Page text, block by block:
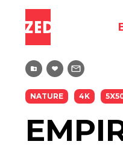
NATURE 4K